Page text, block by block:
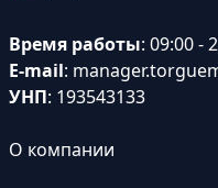
Время работы: 09:00 -
E-mail:
УНП: 193543133
О компании